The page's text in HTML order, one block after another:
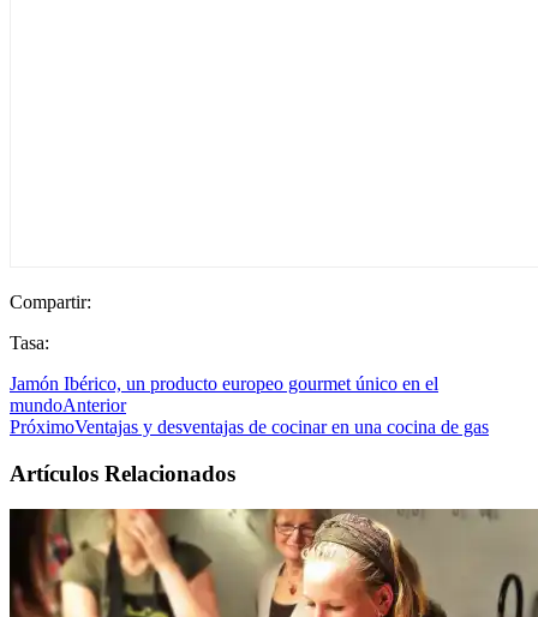
Compartir:
Tasa:
Jamón Ibérico, un producto europeo gourmet único en el
mundoAnterior
PróximoVentajas y desventajas de cocinar en una cocina de gas
Artículos Relacionados